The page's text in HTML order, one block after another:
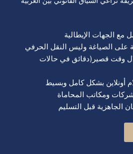
مع الجهات الإيطالية
على الصياغة وليس النقل الحرفي
وقت قصير(دقائق في حالات
أونلاين بشكل كامل وبسيط
ومكاتب المحاماة
الجاهزية قبل التسليم